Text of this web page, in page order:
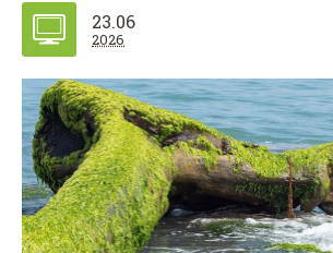
23.06
2026